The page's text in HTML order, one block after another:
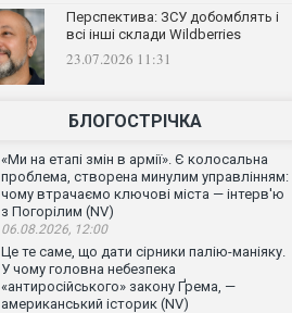
Перспектива: ЗСУ добомблять і
всі інші склади Wildberries
23.07.2026 11:31
БЛОГОСТРІЧКА
«Ми на етапі змін в армії». Є колосальна
проблема, створена минулим управлінням:
чому втрачаємо ключові міста — інтерв'ю
з Погорілим (NV)
06.08.2026, 12:00
Це те саме, що дати сірники палію-маніяку.
У чому головна небезпека
«антиросійського» закону Ґрема, —
американський історик (NV)